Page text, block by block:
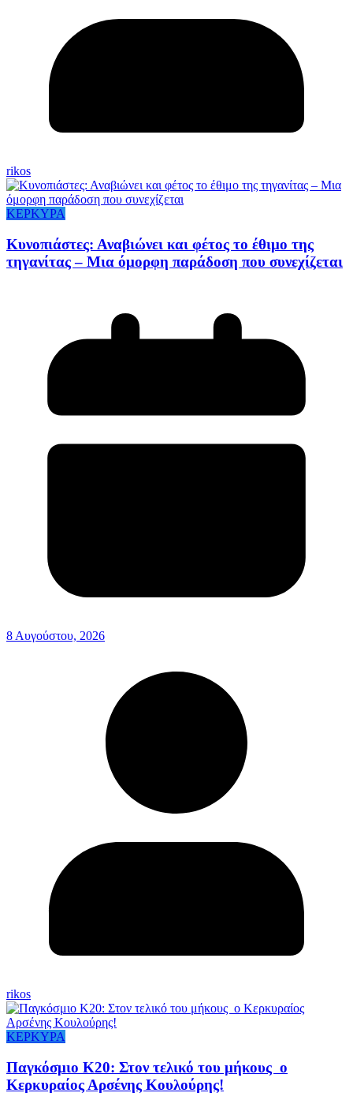
rikos
ΚΕΡΚΥΡΑ
Κυνοπιάστες: Αναβιώνει και φέτος το έθιμο της
τηγανίτας – Μια όμορφη παράδοση που συνεχίζεται
8 Αυγούστου, 2026
rikos
ΚΕΡΚΥΡΑ
Παγκόσμιο Κ20: Στον τελικό του μήκους ο
Κερκυραίος Αρσένης Κουλούρης!